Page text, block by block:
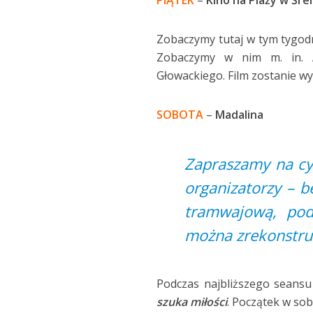
Zobaczymy tutaj w tym
Zobaczymy w nim m. in.
Głowackiego. Film zostanie
SOBOTA – Madalina
Zapraszamy na
organizatorzy –
tramwajową,
można
Podczas najbliższego
szuka miłości. Początek w